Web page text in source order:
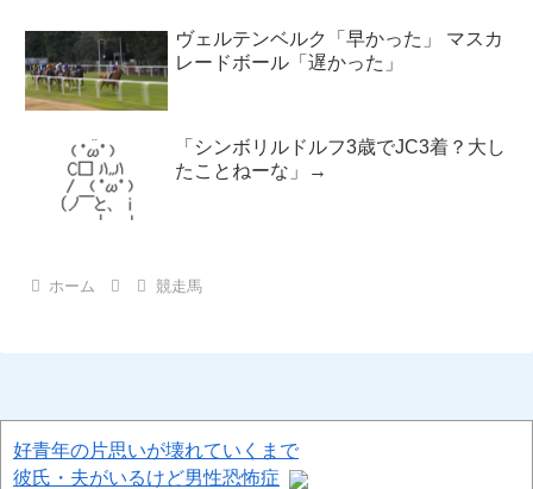
ヴェルテンベルク「早かった」 マスカ
レードボール「遅かった」
「シンボリルドルフ3歳でJC3着？大し
たことねーな」→
ホーム 競走馬
好青年の片思いが壊れていくまで
彼氏・夫がいるけど男性恐怖症